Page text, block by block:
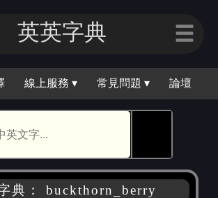
英英字典 ☰
線上服務 ▾ 常見問題 ▾ 論壇
典： buckthorn_berry